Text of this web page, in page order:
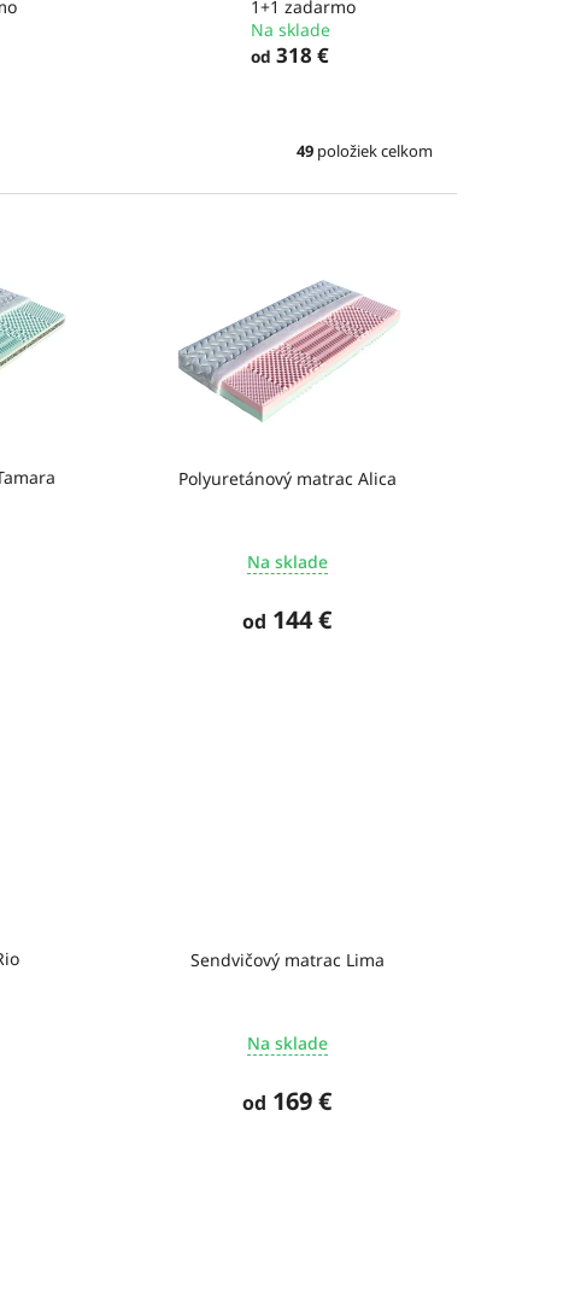
1+1 zadarmo
Na sklade
od 318 €
49 položiek celkom
Polyuretánový matrac Alica
Na sklade
od 144 €
Sendvičový matrac Lima
Na sklade
od 169 €